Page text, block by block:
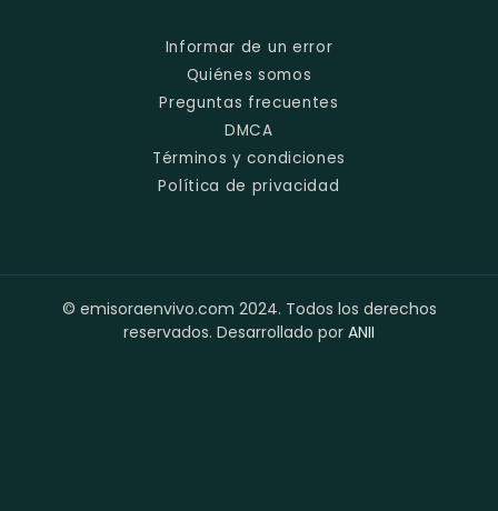
Informar de un error
Quiénes somos
Preguntas frecuentes
DMCA
Términos y condiciones
Política de privacidad
© emisoraenvivo.com 2024. Todos los derechos
reservados. Desarrollado por ANII